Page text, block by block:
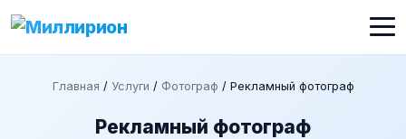
Главная / Услуги / Фотограф / Рекламный фотограф
Рекламный фотограф